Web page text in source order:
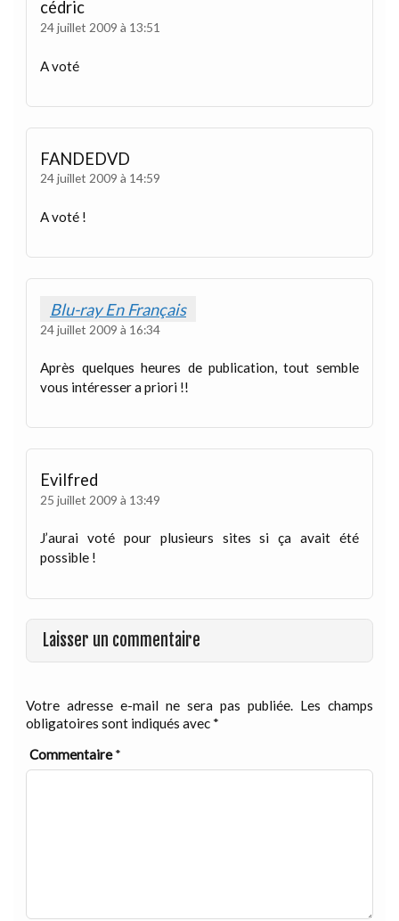
cédric
24 juillet 2009 à 13:51
A voté
FANDEDVD
24 juillet 2009 à 14:59
A voté !
Blu-ray En Français
24 juillet 2009 à 16:34
Après quelques heures de publication, tout semble
vous intéresser a priori !!
Evilfred
25 juillet 2009 à 13:49
J’aurai voté pour plusieurs sites si ça avait été
possible !
Laisser un commentaire
Votre adresse e-mail ne sera pas publiée. Les champs
obligatoires sont indiqués avec *
Commentaire*